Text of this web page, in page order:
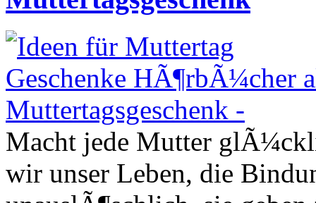
Macht jede Mutter
wir unser Leben, die